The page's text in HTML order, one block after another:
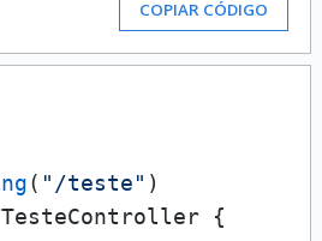
COPIAR CÓDIGO
( "/teste" )
{